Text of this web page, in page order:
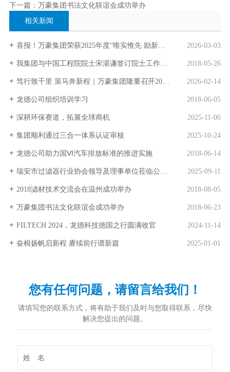
下一篇：万豪集团书法文化联谊会成功举办
相关新闻
喜报！万豪集团荣获2025年度“唯实惟先 励新图强”先进集体荣誉称号 2026-03-03
我集团与中国工程院院士宋湛谦签订院士工作站合作协议 2018-05-26
笃行致千里 策马奔新程｜万豪集团隆重召开2025年终总结表彰暨2026年工作动员大会 2026-02-14
龙德公司组织培训学习 2018-06-05
深耕环保赛道，拓展全球商机 2025-11-06
集团顺利通过三合一体系认证审核 2025-10-24
龙德公司助力国Ⅵ汽车排放标准的推进实施 2018-06-14
瑞安市过滤器行业协会领导及理事单位莅临公司交流考察 2025-09-11
2018滤材技术交流会在温州成功举办 2018-08-05
万豪集团书法文化联谊会成功举办 2018-06-23
FILTECH 2024，龙德科技德国之行圆满收官 2024-11-14
奋楫扬帆启新程 赓续前行谱新篇 2025-01-01
您有任何问题，请留言给我们！
请填写您的联系方式，将有助于我们及时与您取得联系，尽快
解决您提出的问题。